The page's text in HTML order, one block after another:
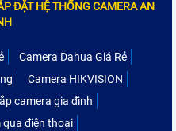
ĐẶT HỆ THỐNG CAMERA AN
Camera Dahua Giá Rẻ
Camera HIKVISION
camera gia đình
qua điện thoại